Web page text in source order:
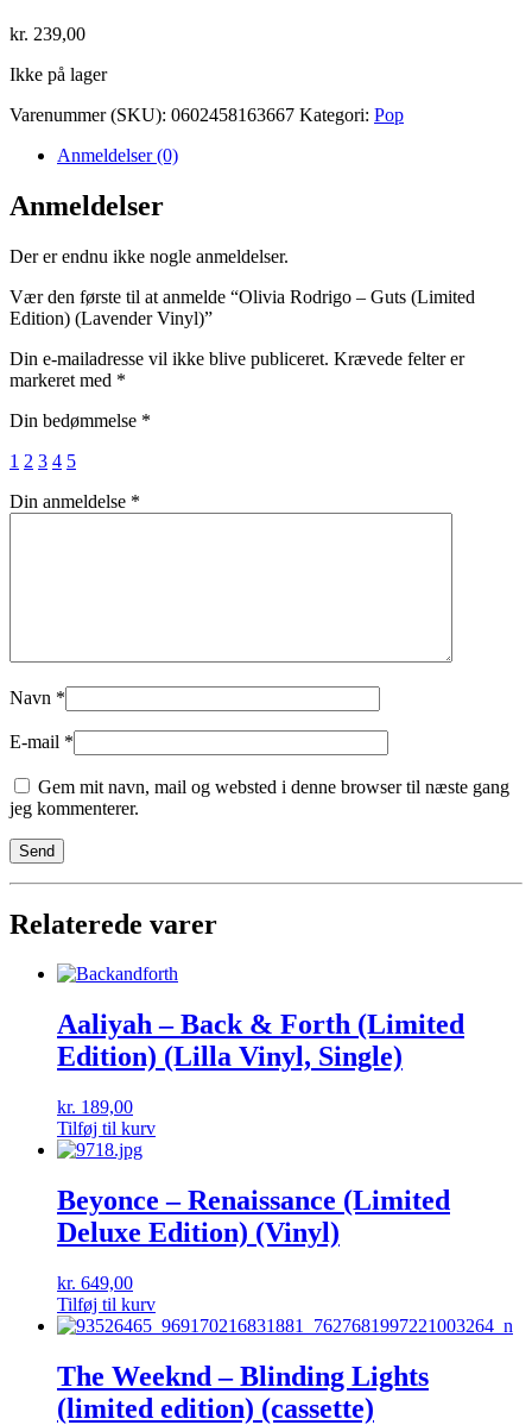
kr. 239,00
Ikke på lager
Varenummer (SKU): 0602458163667 Kategori: Pop
Anmeldelser (0)
Anmeldelser
Der er endnu ikke nogle anmeldelser.
Vær den første til at anmelde “Olivia Rodrigo – Guts (Limited
Edition) (Lavender Vinyl)”
Din e-mailadresse vil ikke blive publiceret. Krævede felter er
markeret med *
Din bedømmelse *
1 2 3 4 5
Din anmeldelse *
Navn *
E-mail *
Gem mit navn, mail og websted i denne browser til næste gang
jeg kommenterer.
Relaterede varer
Aaliyah – Back & Forth (Limited
Edition) (Lilla Vinyl, Single)
kr. 189,00
Tilføj til kurv
Beyonce – Renaissance (Limited
Deluxe Edition) (Vinyl)
kr. 649,00
Tilføj til kurv
The Weeknd – Blinding Lights
(limited edition) (cassette)